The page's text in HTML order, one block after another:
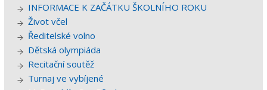
INFORMACE K ZAČÁTKU ŠKOLNÍHO ROKU
Život včel
Ředitelské volno
Dětská olympiáda
Recitační soutěž
Turnaj ve vybíjené